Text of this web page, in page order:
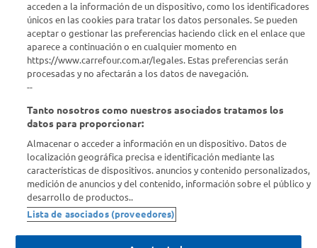
Estamos para ayudarte
¿Tenés una consulta? Comunicate con nosotros acá
Descubrí Carrefour
Conocenos
Info útil
Comprá Online
acceden a la información de un dispositivo, como los identificadores
únicos en las cookies para tratar los datos personales. Se pueden
aceptar o gestionar las preferencias haciendo click en el enlace que
aparece a continuación o en cualquier momento en
https://www.carrefour.com.ar/legales. Estas preferencias serán
procesadas y no afectarán a los datos de navegación.
--
Tanto nosotros como nuestros asociados tratamos los
datos para proporcionar:
Almacenar o acceder a información en un dispositivo. Datos de
localización geográfica precisa e identificación mediante las
características de dispositivos. anuncios y contenido personalizados,
medición de anuncios y del contenido, información sobre el público y
desarrollo de productos..
Lista de asociados (proveedores)